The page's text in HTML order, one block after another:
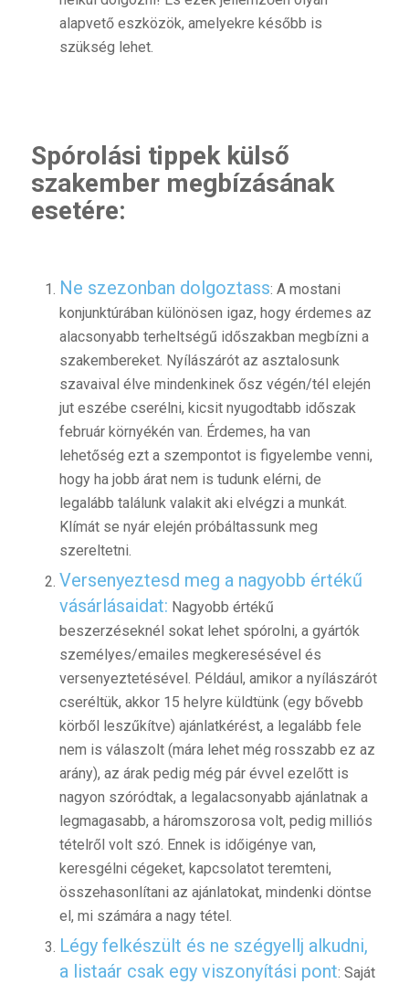
alapvető eszközök, amelyekre később is
szükség lehet.
Spórolási tippek külső
szakember megbízásának
esetére:
Ne szezonban dolgoztass: A mostani
konjunktúrában különösen igaz, hogy érdemes az
alacsonyabb terheltségű időszakban megbízni a
szakembereket. Nyílászárót az asztalosunk
szavaival élve mindenkinek ősz végén/tél elején
jut eszébe cserélni, kicsit nyugodtabb időszak
február környékén van. Érdemes, ha van
lehetőség ezt a szempontot is figyelembe venni,
hogy ha jobb árat nem is tudunk elérni, de
legalább találunk valakit aki elvégzi a munkát.
Klímát se nyár elején próbáltassunk meg
szereltetni.
Versenyeztesd meg a nagyobb értékű
vásárlásaidat: Nagyobb értékű
beszerzéseknél sokat lehet spórolni, a gyártók
személyes/emailes megkeresésével és
versenyeztetésével. Például, amikor a nyílászárót
cseréltük, akkor 15 helyre küldtünk (egy bővebb
körből leszűkítve) ajánlatkérést, a legalább fele
nem is válaszolt (mára lehet még rosszabb ez az
arány), az árak pedig még pár évvel ezelőtt is
nagyon szóródtak, a legalacsonyabb ajánlatnak a
legmagasabb, a háromszorosa volt, pedig milliós
tételről volt szó. Ennek is időigénye van,
keresgélni cégeket, kapcsolatot teremteni,
összehasonlítani az ajánlatokat, mindenki döntse
el, mi számára a nagy tétel.
Légy felkészült és ne szégyellj alkudni,
a listaár csak egy viszonyítási pont: Saját